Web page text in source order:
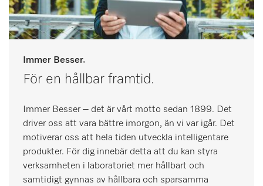
Immer Besser.
För en hållbar framtid.
Immer Besser – det är vårt motto sedan 1899. Det
driver oss att vara bättre imorgon, än vi var igår. Det
motiverar oss att hela tiden utveckla intelligentare
produkter. För dig innebär detta att du kan styra
verksamheten i laboratoriet mer hållbart och
samtidigt gynnas av hållbara och sparsamma